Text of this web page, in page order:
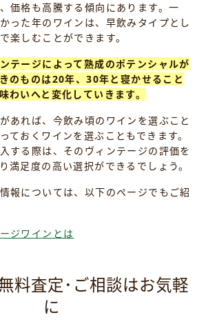
価格も高騰する傾向にあります。一
った年のワインは、早飲みタイプとし
楽しむことができます。
テージによって熟成のポテンシャルが
のものは20年、30年と寝かせること
わいへと変化していきます。
あれば、今飲み頃のワインを選ぶこと
ておくワインを選ぶこともできます。
する際は、そのヴィンテージの評価を
満足度の高い選択ができるでしょう。
報については、以下のページでもご紹
ジワインとは
料査定･ご相談はお気軽
に